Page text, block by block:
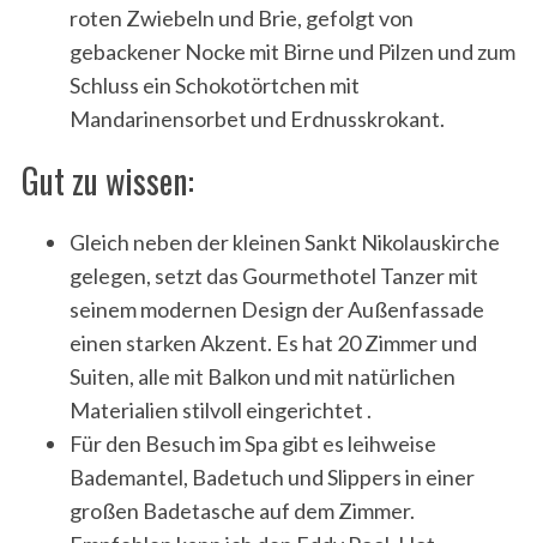
roten Zwiebeln und Brie, gefolgt von
gebackener Nocke mit Birne und Pilzen und zum
Schluss ein Schokotörtchen mit
Mandarinensorbet und Erdnusskrokant.
Gut zu wissen:
Gleich neben der kleinen Sankt Nikolauskirche
gelegen, setzt das Gourmethotel Tanzer mit
seinem modernen Design der Außenfassade
einen starken Akzent. Es hat 20 Zimmer und
Suiten, alle mit Balkon und mit natürlichen
Materialien stilvoll eingerichtet .
Für den Besuch im Spa gibt es leihweise
Bademantel, Badetuch und Slippers in einer
großen Badetasche auf dem Zimmer.
S